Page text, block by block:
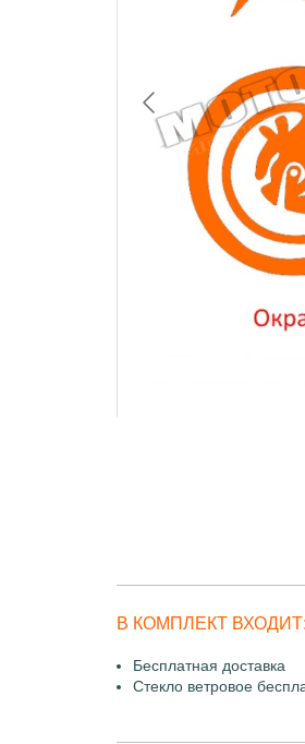
В КОМПЛЕКТ ВХОДИТ:
Бесплатная доставка
Стекло ветровое